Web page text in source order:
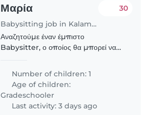
Μαρία
Babysitting job in Kalamaria
30
Αναζητούμε έναν έμπιστο
Babysitter, ο οποίος θα μπορεί να
δημοτικού, ένα δημιουργικό, φιλικό
και ομιλητικό μικρό. Ο ιδανικός
Babysitter θα πρέπει να..
Number of children: 1
Age of children:
Gradeschooler
Last activity: 3 days ago